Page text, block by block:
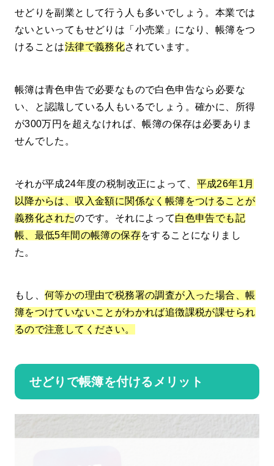
せどりを副業として行う人も多いでしょう。本業では
ないといってもせどりは「小売業」になり、帳簿をつ
けることは法律で義務化されています。
帳簿は青色申告で必要なもので白色申告なら必要な
い、と認識している人もいるでしょう。確かに、所得
が300万円を超えなければ、帳簿の保存は必要ありま
せんでした。
それが平成24年度の税制改正によって、 平成26年1月
以降からは、収入金額に関係なく帳簿をつけることが
義務化されたのです。それによって白色申告でも記
帳、最低5年間の帳簿の保存をすることになりまし
た。
もし、何等かの理由で税務署の調査が入った場合、帳
簿をつけていないことがわかれば追徴課税が課せられ
るので注意してください。
せどりで帳簿を付けるメリット